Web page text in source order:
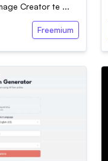
Creator te ...
Freemium